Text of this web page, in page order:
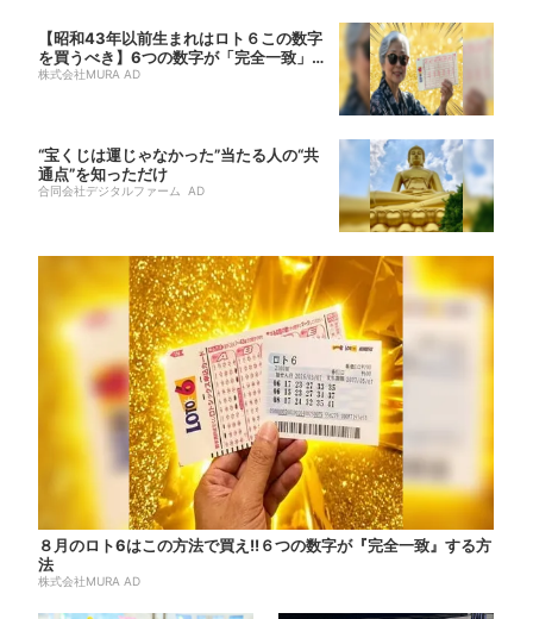
【昭和43年以前生まれはロト６この数字
を買うべき】6つの数字が「完全一致」す
る方...
株式会社MURA AD
“宝くじは運じゃなかった”当たる人の“共
通点”を知っただけ
合同会社デジタルファーム AD
８月のロト6はこの方法で買え!!６つの数字が『完全一致』する方
法
株式会社MURA AD